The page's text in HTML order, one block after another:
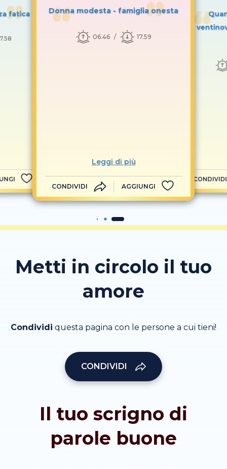
fatica Donna modesta - famiglia onesta
06.46 17.59
Leggi di più
CONDIVIDI AGGIUNGI
CONDIVIDI
Metti in circolo il tuo
amore
Condividi questa pagina con le persone a cui tieni!
CONDIVIDI
Il tuo scrigno di
parole buone